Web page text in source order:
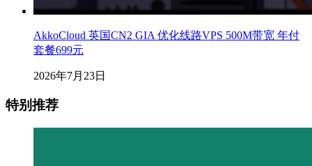
AkkoCloud 英国CN2 GIA 优化线路VPS 500M带宽 年付
套餐699元
2026年7月23日
特别推荐